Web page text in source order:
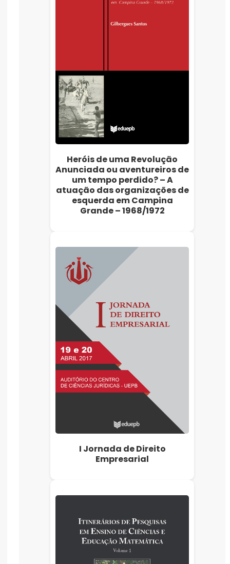
Heróis de uma Revolução
Anunciada ou aventureiros de
um tempo perdido? – A
atuação das organizações de
esquerda em Campina
Grande – 1968/1972
I Jornada de Direito
Empresarial